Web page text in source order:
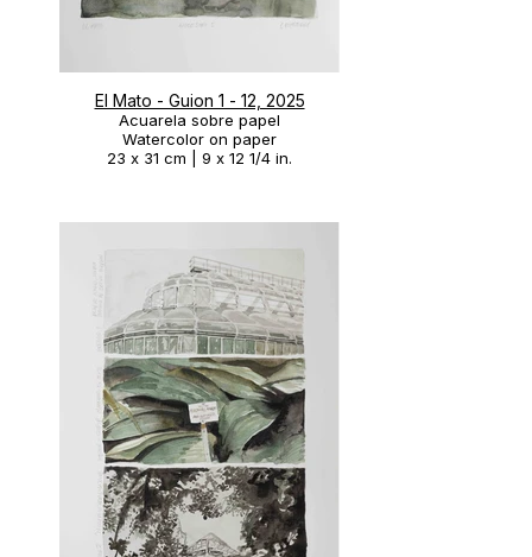
El Mato - Guion 1 - 12, 2025
Acuarela sobre papel
Watercolor on paper
23 x 31 cm | 9 x 12 1/4 in.